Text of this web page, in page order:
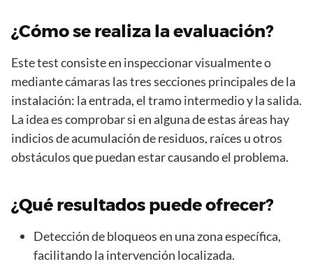
¿Cómo se realiza la evaluación?
Este test consiste en inspeccionar visualmente o
mediante cámaras las tres secciones principales de la
instalación: la entrada, el tramo intermedio y la salida.
La idea es comprobar si en alguna de estas áreas hay
indicios de acumulación de residuos, raíces u otros
obstáculos que puedan estar causando el problema.
¿Qué resultados puede ofrecer?
Detección de bloqueos en una zona específica,
facilitando la intervención localizada.